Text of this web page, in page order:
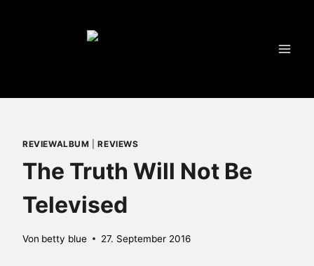
REVIEWALBUM |REVIEWS
The Truth Will Not Be
Televised
Von betty blue 27. September 2016